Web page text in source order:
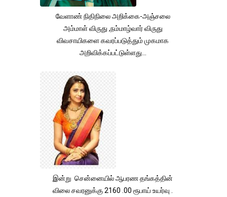
வேளாண் நிதிநிலை அறிக்கை-அஞ்சலை
அம்மாள் விருது ,நம்மாழ்வார் விருது
விவசாயிகளை கவரப்படுத்தும் முகமாக
அறிவிக்கப்பட்டுள்ளது...
இன்று சென்னையில் ஆபரண தங்கத்தின்
விலை சவரனுக்கு 2160 .00 ரூபாய் உயர்வு .